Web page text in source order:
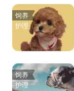
饲养
护理
饲养
护理